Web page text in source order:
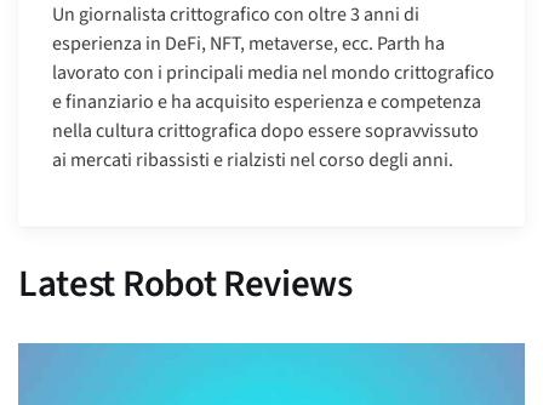
Un giornalista crittografico con oltre 3 anni di
esperienza in DeFi, NFT, metaverse, ecc. Parth ha
lavorato con i principali media nel mondo crittografico
e finanziario e ha acquisito esperienza e competenza
nella cultura crittografica dopo essere sopravvissuto
ai mercati ribassisti e rialzisti nel corso degli anni.
Latest Robot Reviews